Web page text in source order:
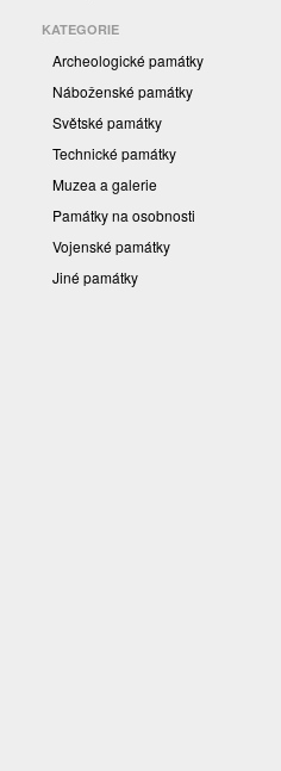
KATEGORIE
Archeologické památky
Náboženské památky
Světské památky
Technické památky
Muzea a galerie
Památky na osobnosti
Vojenské památky
Jiné památky